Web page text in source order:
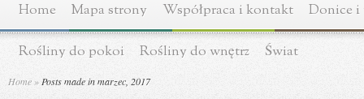
Home Mapa strony Współpraca i kontakt Donice i
Rośliny do pokoi Rośliny do wnętrz Świat
Home » Posts made in marzec, 2017